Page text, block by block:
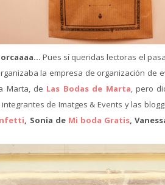
Pues sí queridas lectoras el
la empresa de organización de
Marta, de Las Bodas de Marta, pero
de Imatges & Events y las
, Sonia de Mi boda Gratis,